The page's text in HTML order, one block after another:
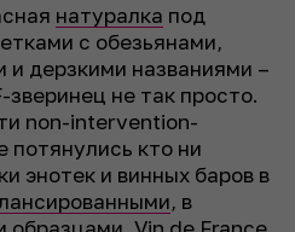
натуралка под
с обезьянами,
и дерзкими названиями –
зверинец не так просто.
non-intervention-
потянулись кто ни
энотек и винных баров в
, в